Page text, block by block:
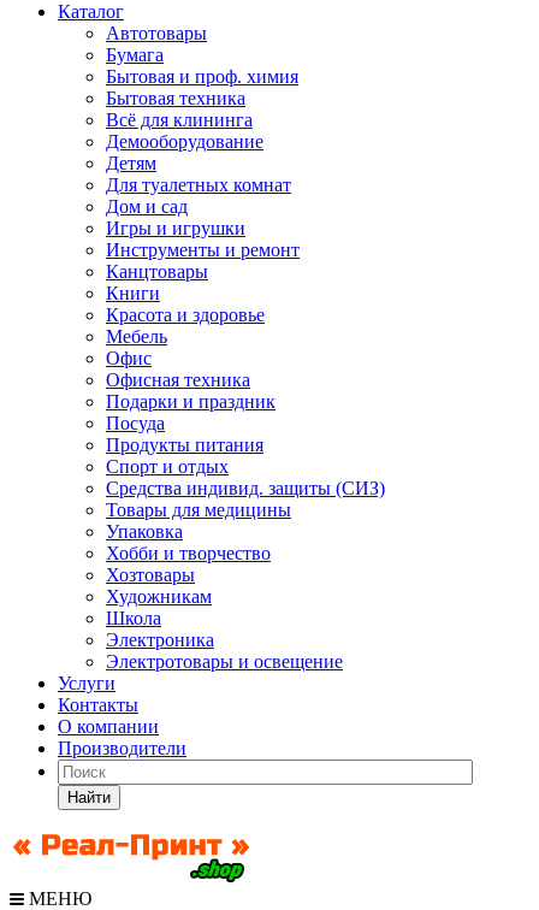
Каталог
Автотовары
Бумага
Бытовая и проф. химия
Бытовая техника
Всё для клининга
Демооборудование
Детям
Для туалетных комнат
Дом и сад
Игры и игрушки
Инструменты и ремонт
Канцтовары
Книги
Красота и здоровье
Мебель
Офис
Офисная техника
Подарки и праздник
Посуда
Продукты питания
Спорт и отдых
Средства индивид. защиты (СИЗ)
Товары для медицины
Упаковка
Хобби и творчество
Хозтовары
Художникам
Школа
Электроника
Электротовары и освещение
Услуги
Контакты
О компании
Производители
Найти
МЕНЮ